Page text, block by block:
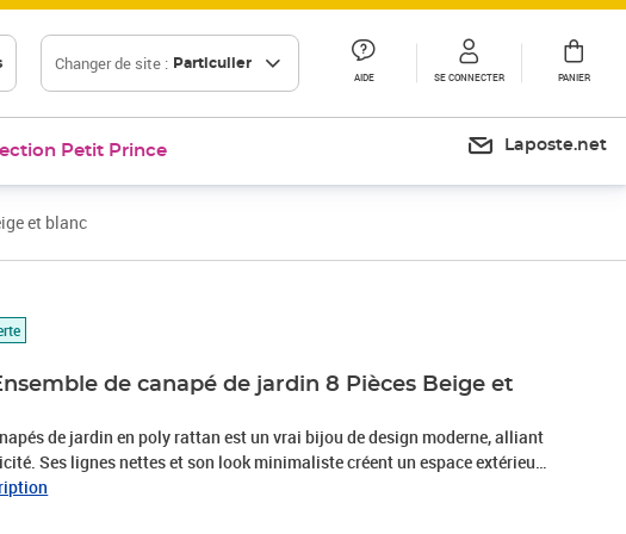
Changer de site : Particulier
AIDE SE CONNECTER PANIER
Petit Prince Laposte.net
et blanc
de canapé de jardin 8 Pièces Beige et
de jardin en poly rattan est un vrai bijou de design moderne, alliant
Ses lignes nettes et son look minimaliste créent un espace extérieur
pour se détendre ou recevoir. La disposition carrée s'intègre super bien